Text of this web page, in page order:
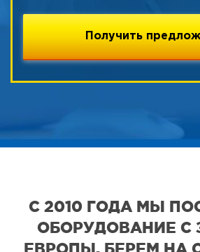
С 2010 ГОДА МЫ
ОБОРУДОВАНИЕ С
ЕВРОПЫ. БЕРЕМ НА